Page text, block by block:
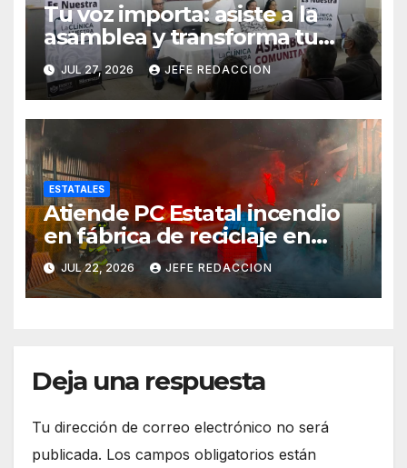
Tu voz importa: asiste a la
asamblea y transforma tu
clínica del IMSS-Bienestar
JUL 27, 2026 JEFE REDACCION
ESTATALES
Atiende PC Estatal incendio
en fábrica de reciclaje en
Morelia
JUL 22, 2026 JEFE REDACCION
Deja una respuesta
Tu dirección de correo electrónico no será
publicada. Los campos obligatorios están